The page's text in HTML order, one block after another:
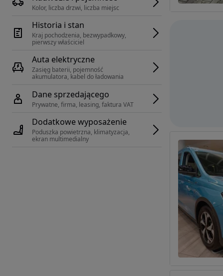
Kolor, liczba drzwi, liczba miejsc
Historia i stan
Kraj pochodzenia, bezwypadkowy,
pierwszy właściciel
Auta elektryczne
Zasięg baterii, pojemność
akumulatora, kabel do ładowania
Dane sprzedającego
Prywatne, firma, leasing, faktura VAT
Dodatkowe wyposażenie
Poduszka powietrzna, klimatyzacja,
ekran multimedialny